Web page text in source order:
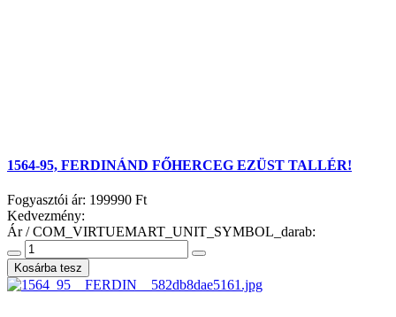
1564-95, FERDINÁND FŐHERCEG EZÜST TALLÉR!
Fogyasztói ár: 199990 Ft
Kedvezmény:
Ár / COM_VIRTUEMART_UNIT_SYMBOL_darab: